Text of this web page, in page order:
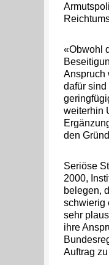
«Obwohl
Anspruch
dafür sind
weiterhin
den
Seriöse
2000,
belegen,
schwierig
sehr
ihre
Auftrag